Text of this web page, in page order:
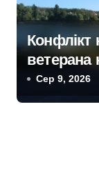
Конфлікт
вСер 9, 2026